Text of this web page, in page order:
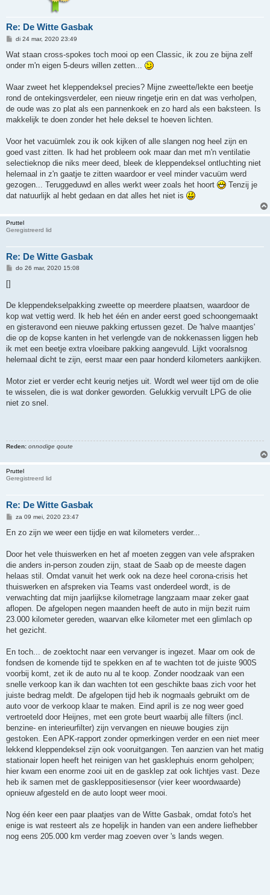
Re: De Witte Gasbak
B
r
c
di 24 mar, 2020 23:49
Wat staan cross-spokes toch mooi op een Classic, ik zou ze bijna zelf
onder m'n eigen 5-deurs willen zetten...
Waar zweet het kleppendeksel precies? Mijne zweette/lekte een beetje
rond de ontekingsverdeler, een nieuw ringetje erin en dat was verholpen,
de oude was zo plat als een pannenkoek en zo hard als een baksteen. Is
makkelijk te doen zonder het hele deksel te hoeven lichten.
Voor het vacuümlek zou ik ook kijken of alle slangen nog heel zijn en
goed vast zitten. Ik had het probleem ook maar dan met m'n ventilatie
selectieknop die niks meer deed, bleek de kleppendeksel ontluchting niet
helemaal in z'n gaatje te zitten waardoor er veel minder vacuüm werd
gezogen... Teruggeduwd en alles werkt weer zoals het hoort
Tenzij je
dat natuurlijk al hebt gedaan en dat alles het niet is
Pruttel
Geregistreerd lid
Re: De Witte Gasbak
B
h
do 26 mar, 2020 15:08
[]
De kleppendekselpakking zweette op meerdere plaatsen, waardoor de
kop wat vettig werd. Ik heb het één en ander eerst goed schoongemaakt
en gisteravond een nieuwe pakking ertussen gezet. De 'halve maantjes'
die op de kopse kanten in het verlengde van de nokkenassen liggen heb
ik met een beetje extra vloeibare pakking aangevuld. Lijkt vooralsnog
helemaal dicht te zijn, eerst maar een paar honderd kilometers aankijken.
Motor ziet er verder echt keurig netjes uit. Wordt wel weer tijd om de olie
te wisselen, die is wat donker geworden. Gelukkig vervuilt LPG de olie
niet zo snel.
Reden: onnodige qoute
Pruttel
Geregistreerd lid
Re: De Witte Gasbak
B
r
h
za 09 mei, 2020 23:47
En zo zijn we weer een tijdje en wat kilometers verder...
Door het vele thuiswerken en het af moeten zeggen van vele afspraken
die anders in-person zouden zijn, staat de Saab op de meeste dagen
helaas stil. Omdat vanuit het werk ook na deze heel corona-crisis het
thuiswerken en afspreken via Teams vast onderdeel wordt, is de
verwachting dat mijn jaarlijkse kilometrage langzaam maar zeker gaat
aflopen. De afgelopen negen maanden heeft de auto in mijn bezit ruim
23.000 kilometer gereden, waarvan elke kilometer met een glimlach op
het gezicht.
En toch... de zoektocht naar een vervanger is ingezet. Maar om ook de
fondsen de komende tijd te spekken en af te wachten tot de juiste 900S
voorbij komt, zet ik de auto nu al te koop. Zonder noodzaak van een
snelle verkoop kan ik dan wachten tot een geschikte baas zich voor het
juiste bedrag meldt. De afgelopen tijd heb ik nogmaals gebruikt om de
auto voor de verkoop klaar te maken. Eind april is ze nog weer goed
vertroeteld door Heijnes, met een grote beurt waarbij alle filters (incl.
benzine- en interieurfilter) zijn vervangen en nieuwe bougies zijn
gestoken. Een APK-rapport zonder opmerkingen verder en een niet meer
lekkend kleppendeksel zijn ook vooruitgangen. Ten aanzien van het matig
stationair lopen heeft het reinigen van het gasklephuis enorm geholpen;
hier kwam een enorme zooi uit en de gasklep zat ook lichtjes vast. Deze
heb ik samen met de gaskleppositiesensor (vier keer woordwaarde)
opnieuw afgesteld en de auto loopt weer mooi.
Nog één keer een paar plaatjes van de Witte Gasbak, omdat foto's het
enige is wat resteert als ze hopelijk in handen van een andere liefhebber
nog eens 205.000 km verder mag zoeven over 's lands wegen.